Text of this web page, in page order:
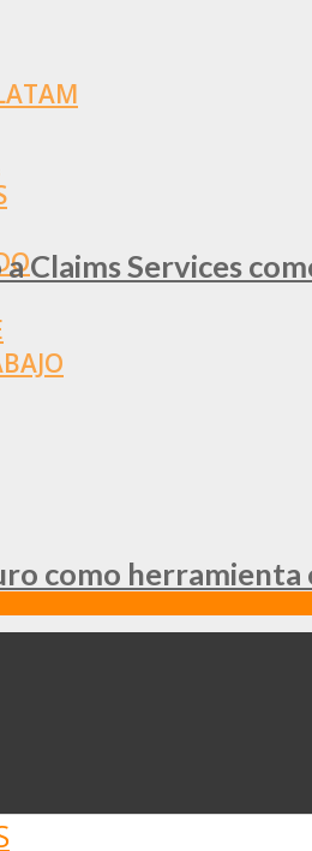
Claims Services
como